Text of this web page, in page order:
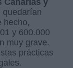
quedarían
hecho,
y 600.000
muy grave.
prácticas